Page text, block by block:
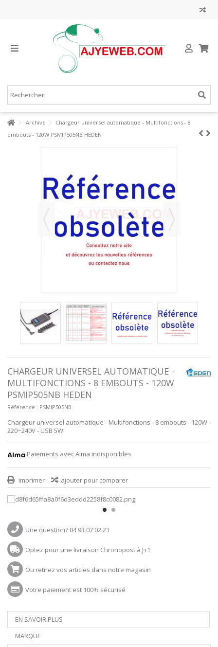
Archive
Chargeur universel automatique - Multifonctions - 8
embouts - 120W PSMIP505NB HEDEN
CHARGEUR UNIVERSEL AUTOMATIQUE -
MULTIFONCTIONS - 8 EMBOUTS - 120W
PSMIP505NB HEDEN
Référence : PSMIP505NB
Chargeur universel automatique - Multifonctions - 8 embouts - 120W -
220~240V - USB 5W
Paiements avec Alma indisponibles
Imprimer ajouter pour comparer
Une question? 04 93 07 02 23
Optez pour une livraison Chronopost à J+1
Ou retirez vos articles dans notre magasin
Votre paiement est 100% sécurisé
EN SAVOIR PLUS
MARQUE